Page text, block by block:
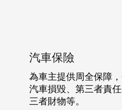
汽車保險
為車主提供周全保障
汽車損毀、第三者責
三者財物等。